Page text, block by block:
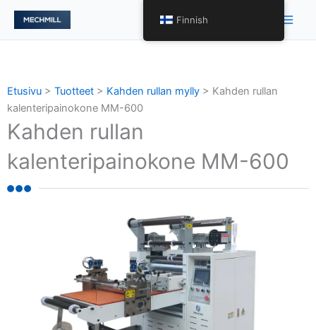
内
Etusivu > Tuotteet > Kahden rullan mylly > Kahden rullan
kalenteripainokone MM-600
Kahden rullan
kalenteripainokone MM-600
Finnish